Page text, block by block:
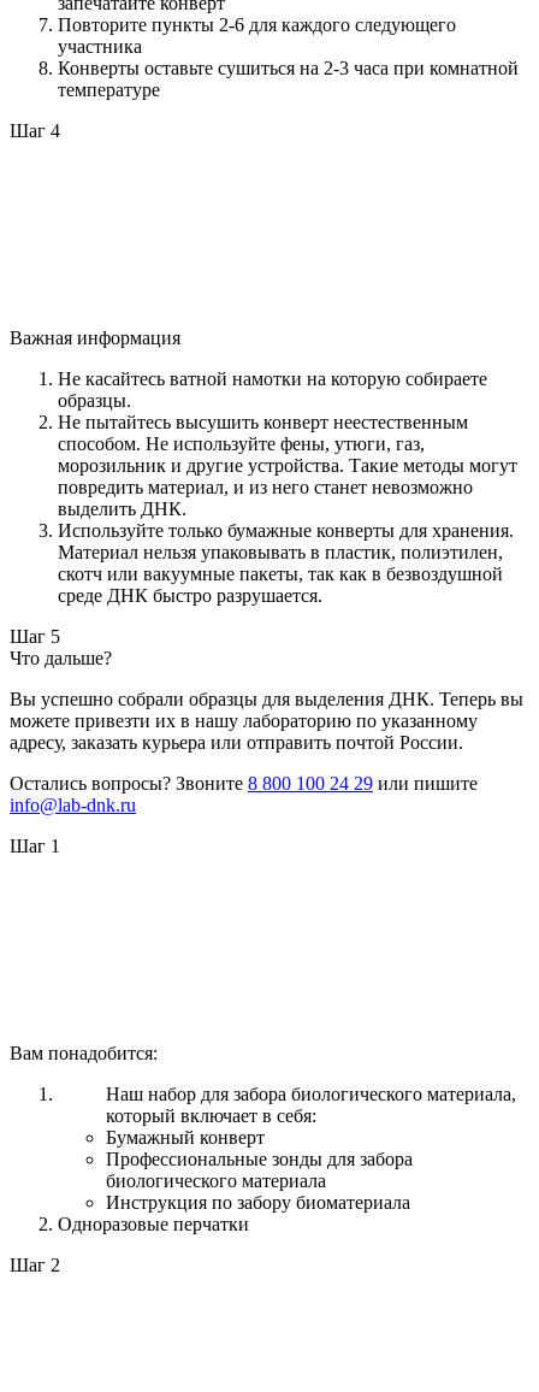
Повторите пункты 2-6 для каждого следующего
участника
Конверты оставьте сушиться на 2-3 часа при комнатной
температуре
Шаг 4
Важная информация
Не касайтесь ватной намотки на которую собираете
образцы.
Не пытайтесь высушить конверт неестественным
способом. Не используйте фены, утюги, газ,
морозильник и другие устройства. Такие методы могут
повредить материал, и из него станет невозможно
выделить ДНК.
Используйте только бумажные конверты для хранения.
Материал нельзя упаковывать в пластик, полиэтилен,
скотч или вакуумные пакеты, так как в безвоздушной
среде ДНК быстро разрушается.
Шаг 5
Что дальше?
Вы успешно собрали образцы для выделения ДНК. Теперь вы
можете привезти их в нашу лабораторию по указанному
адресу, заказать курьера или отправить почтой России.
Остались вопросы? Звоните 8 800 100 24 29 или пишите
info@lab-dnk.ru
Шаг 1
Вам понадобится:
Наш набор для забора биологического материала,
который включает в себя:
Бумажный конверт
Профессиональные зонды для забора
биологического материала
Инструкция по забору биоматериала
Одноразовые перчатки
Шаг 2